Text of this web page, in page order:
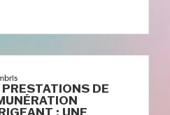
DE
: UNE